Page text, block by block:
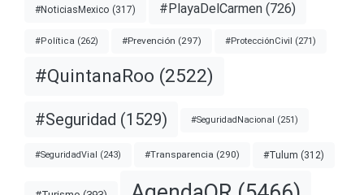
#NoticiasMexico (317) #PlayaDelCarmen (726)
#Política (262) #Prevención (297) #ProtecciónCivil (271)
#QuintanaRoo (2522)
#Seguridad (1529) #SeguridadNacional (251)
#SeguridadVial (243) #Transparencia (290) #Tulum (312)